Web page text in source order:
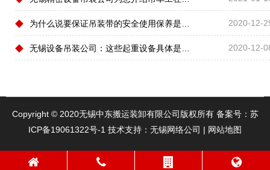
◆ 为什么说要保证吊装带的安全使用保养是关键？ 2020-12-
◆ 无锡设备吊装公司：这些起重设备具体是该怎样操作？ 2020-12-
Copyright © 2020无锡中东搬运装卸有限公司版权所有 备案号： 苏
ICP备19061322号-1 技术支持： 无锡网络公司 | 网站地图